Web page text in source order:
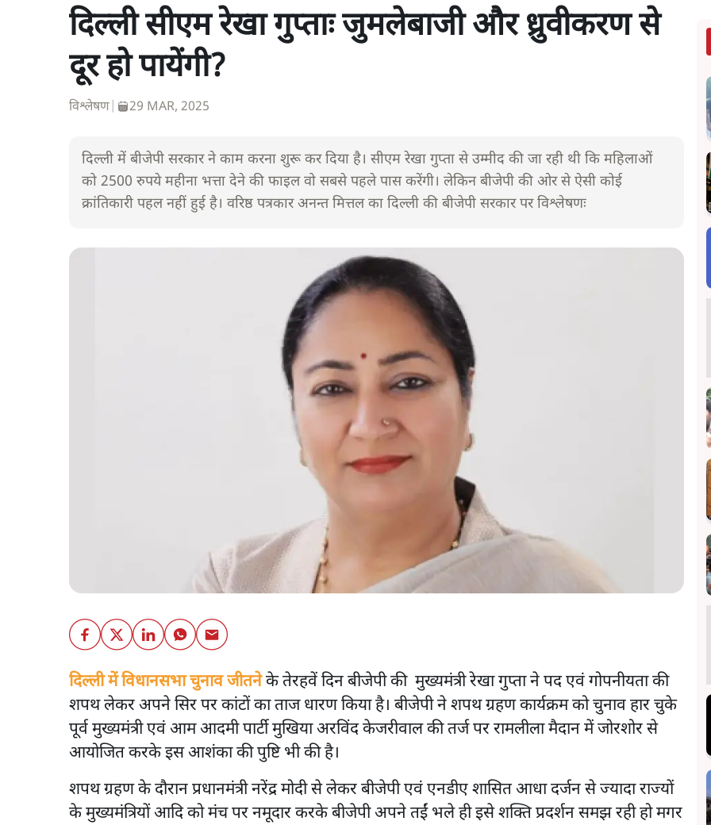
दिल्ली सीएम रेखा गुप्ताः जुमलेबाजी और ध्रुवीकरण से
दूर हो पायेंगी?
विश्लेषण 29 MAR, 2025
दिल्ली में बीजेपी सरकार ने काम करना शुरू कर दिया है। सीएम रेखा गुप्ता से उम्मीद की जा रही थी कि महिलाओं
को 2500 रुपये महीना भत्ता देने की फाइल वो सबसे पहले पास करेंगी। लेकिन बीजेपी की ओर से ऐसी कोई
क्रांतिकारी पहल नहीं हुई है। वरिष्ठ पत्रकार अनन्त मित्तल का दिल्ली की बीजेपी सरकार पर विश्लेषणः
दिल्ली में विधानसभा चुनाव जीतनेके तेरहवें दिन बीजेपी की मुख्यमंत्री रेखा गुप्ता ने पद एवं गोपनीयता की
शपथ लेकर अपने सिर पर कांटों का ताज धारण किया है। बीजेपी ने शपथ ग्रहण कार्यक्रम को चुनाव हार चुके
पूर्व मुख्यमंत्री एवं आम आदमी पार्टी मुखिया अरविंद केजरीवाल की तर्ज पर रामलीला मैदान में जोरशोर से
आयोजित करके इस आशंका की पुष्टि भी की है।
शपथ ग्रहण के दौरान प्रधानमंत्री नरेंद्र मोदी से लेकर बीजेपी एवं एनडीए शासित आधा दर्जन से ज्यादा राज्यों
के मुख्यमंत्रियों आदि को मंच पर नमूदार करके बीजेपी अपने तईं भले ही इसे शक्ति प्रदर्शन समझ रही हो मगर